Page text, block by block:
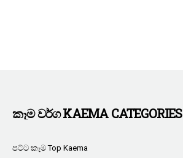
කෑම වර්ග KAEMA CATEGORIES
පට්ට කෑම Top Kaema